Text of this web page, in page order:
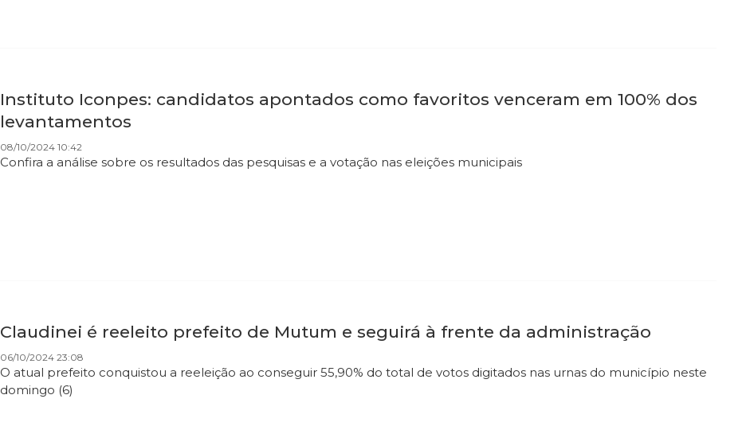
Instituto Iconpes: candidatos apontados como favoritos venceram em 100% dos
levantamentos
08/10/2024 10:42
Confira a análise sobre os resultados das pesquisas e a votação nas eleições municipais
Claudinei é reeleito prefeito de Mutum e seguirá à frente da administração
06/10/2024 23:08
O atual prefeito conquistou a reeleição ao conseguir 55,90% do total de votos digitados nas urnas do município neste
domingo (6)